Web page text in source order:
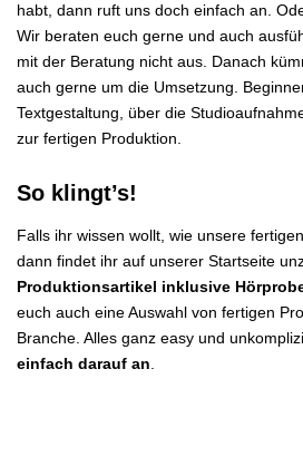
habt, dann ruft uns doch einfach an.
Wir beraten euch gerne und auch
mit der Beratung nicht aus. Danach
auch gerne um die Umsetzung.
Textgestaltung, über die
zur fertigen Produktion.
So klingt’s!
Falls ihr wissen wollt, wie unsere
dann findet ihr auf unserer Startseite
Produktionsartikel inklusive
euch auch eine Auswahl von fertigen
Branche. Alles ganz easy und
einfach darauf an.